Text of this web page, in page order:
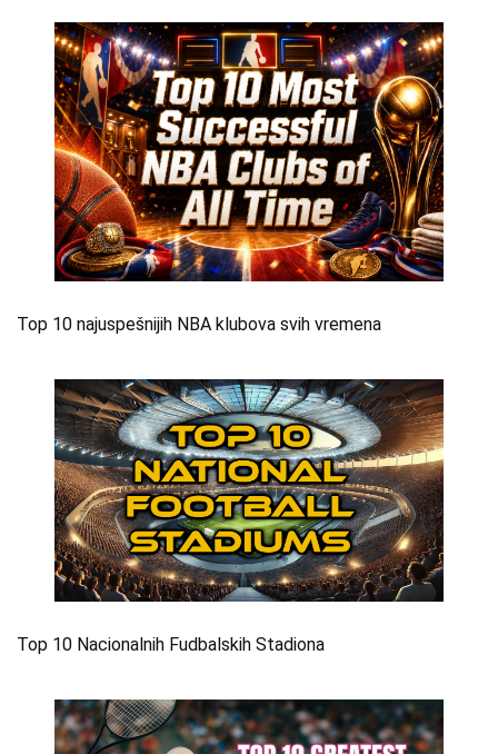
Top 10 najuspešnijih NBA klubova svih vremena
Top 10 Nacionalnih Fudbalskih Stadiona